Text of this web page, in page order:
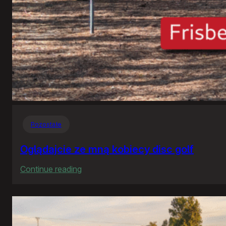
Pozostałe
Oglądajcie ze mną kobiecy disc golf
Continue reading
ze
kobiecy